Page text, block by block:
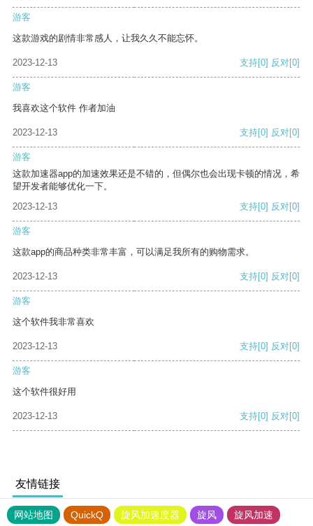
游客
这款游戏的剧情非常感人，让我久久不能忘怀。
2023-12-13 支持[0] 反对[0]
游客
我喜欢这个软件 作者加油
2023-12-13 支持[0] 反对[0]
游客
这款加速器app的加速效果还是不错的，但偶尔也会出现卡顿的情况，希
望开发者能够优化一下。
2023-12-13
支持[0] 反对[0]
游客
这款app的商品种类非常丰富，可以满足我所有的购物需求。
2023-12-13 支持[0] 反对[0]
游客
这个软件我非常喜欢
2023-12-13 支持[0] 反对[0]
游客
这个软件很好用
2023-12-13 支持[0] 反对[0]
友情链接
网站地图 QuickQ 旋风加速度器 旋风 旋风加速